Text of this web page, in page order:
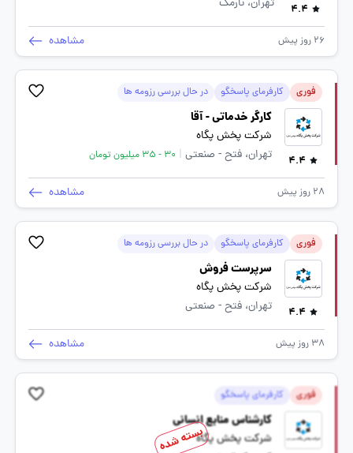
4.4 تهران، نارمک
26 روز پیش مشاهده
فوری کارفرمای پاسخگو در حال بررسی رزومه ها
4.4
کارگر خدماتی - آقا
شرکت پخش پگاه
تهران، فتح - صنعتی | 30 - 35 میلیون تومان
28 روز پیش مشاهده
فوری کارفرمای پاسخگو در حال بررسی رزومه ها
4.4
سرپرست فروش
شرکت پخش پگاه
تهران، فتح - صنعتی
38 روز پیش مشاهده
فوری کارفرمای پاسخگو
کارشناس منابع انسانی
شرکت پخش پگاهبسته شده